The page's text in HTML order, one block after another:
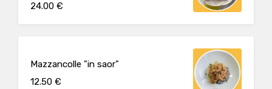
e limone.
24.00 €
Mazzancolle "in saor"
12.50 €